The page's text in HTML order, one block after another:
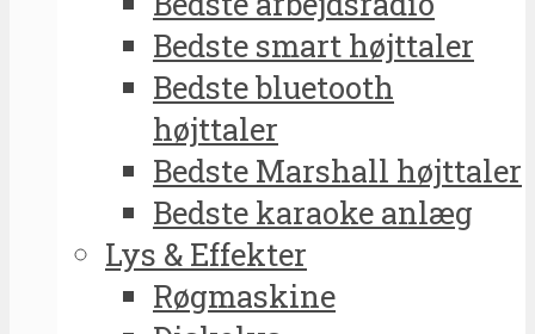
Bedste smart højttaler
Bedste bluetooth
højttaler
Bedste Marshall højttaler
Bedste karaoke anlæg
Lys & Effekter
Røgmaskine